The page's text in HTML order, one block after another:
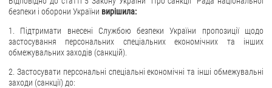
безпеки і оборони України вирішила:
1. Підтримати внесені Службою безпеки України пропозиції щодо
застосування персональних спеціальних економічних та інших
обмежувальних заходів (санкцій).
2. Застосувати персональні спеціальні економічні та інші обмежувальні
заходи (санкції) до: